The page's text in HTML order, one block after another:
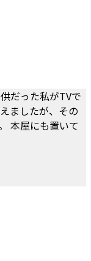
だった私がTVで
ましたが、その
本屋にも置いて